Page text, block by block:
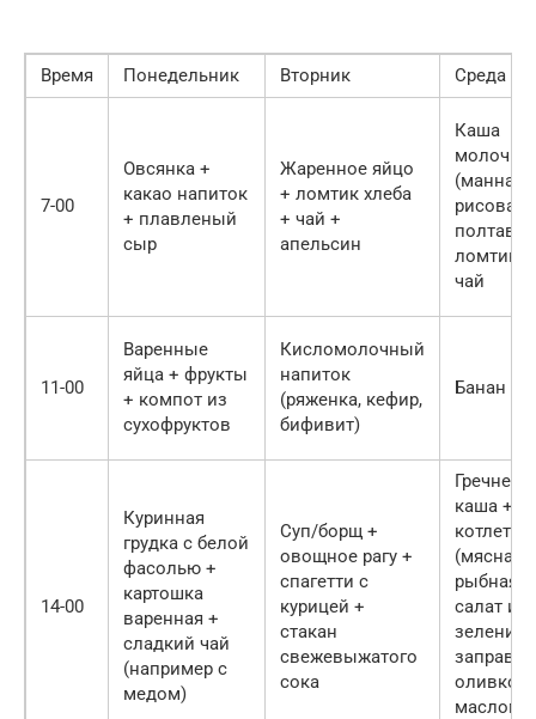
Время Понедельник Вторник Среда
7-00
Овсянка +
какао напиток
+ плавленый
сыр
Жаренное яйцо
+ ломтик хлеба
+ чай +
апельсин
Каша
(манная,
рисовая,
ломтик
чай
11-00
Варенные
яйца + фрукты
+ компот из
сухофруктов
Кисломолочный
напиток
(ряженка, кефир,
бифивит)
Банан +
14-00
Куринная
грудка с белой
фасолью +
картошка
варенная +
сладкий чай
(например с
медом)
Суп/борщ +
овощное рагу +
спагетти с
курицей +
стакан
свежевыжатого
сока
каша +
котлета
(мясная/
рыбная)
салат из
зелени
маслом +